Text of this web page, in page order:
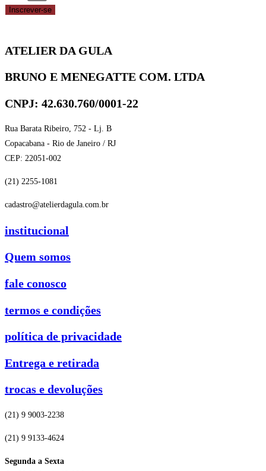
Inscrever-se
ATELIER DA GULA
BRUNO E MENEGATTE COM. LTDA
CNPJ: 42.630.760/0001-22
Rua Barata Ribeiro, 752 - Lj. B
Copacabana - Rio de Janeiro / RJ
CEP: 22051-002
(21) 2255-1081
cadastro@atelierdagula.com.br
institucional
Quem somos
fale conosco
termos e condições
política de privacidade
Entrega e retirada
trocas e devoluções
(21) 9 9003-2238
(21) 9 9133-4624
Segunda a Sexta